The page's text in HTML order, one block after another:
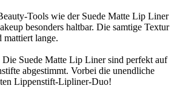
Tools wie der Suede Matte Lip Liner
besonders haltbar. Die samtige Textur
mattiert lange.
Die Suede Matte Lip Liner sind perfekt auf
abgestimmt. Vorbei die unendliche
Lippenstift-Lipliner-Duo!